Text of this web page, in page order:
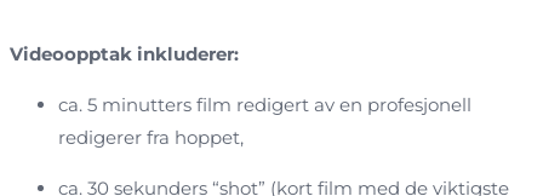
Videoopptak inkluderer:
ca. 5 minutters film redigert av en profesjonell
redigerer fra hoppet,
ca. 30 sekunders “shot” (kort film med de viktigste